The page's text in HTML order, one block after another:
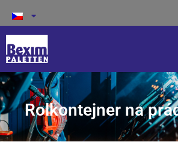
Rolkontejner na